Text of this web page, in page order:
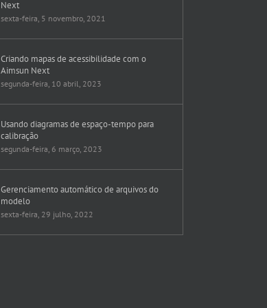
Next
sexta-feira, 5 novembro, 2021
Criando mapas de acessibilidade com o
Aimsun Next
segunda-feira, 10 abril, 2023
Usando diagramas de espaço-tempo para
calibração
segunda-feira, 6 março, 2023
Gerenciamento automático de arquivos do
modelo
sexta-feira, 29 julho, 2022